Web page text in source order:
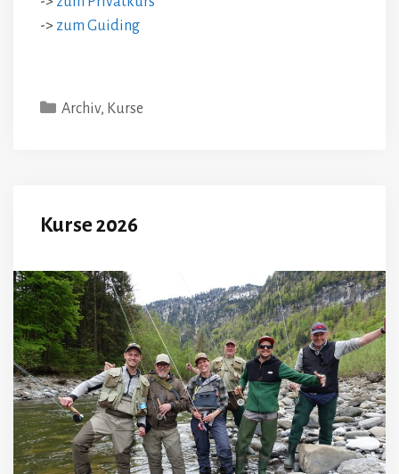
-> zum Guiding
Kategorien
Archiv, Kurse
Kurse 2026